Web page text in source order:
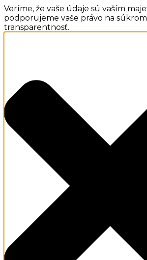
Veríme, že vaše údaje sú vaším
podporujeme vaše právo na
transparentnosť.